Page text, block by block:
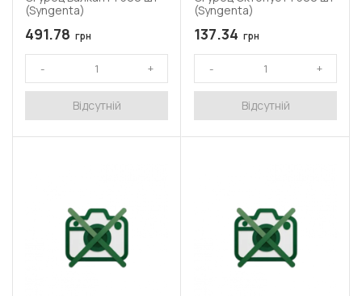
(Syngenta)
491.78 грн
Відсутній
(Syngenta)
137.34 грн
Відсутній